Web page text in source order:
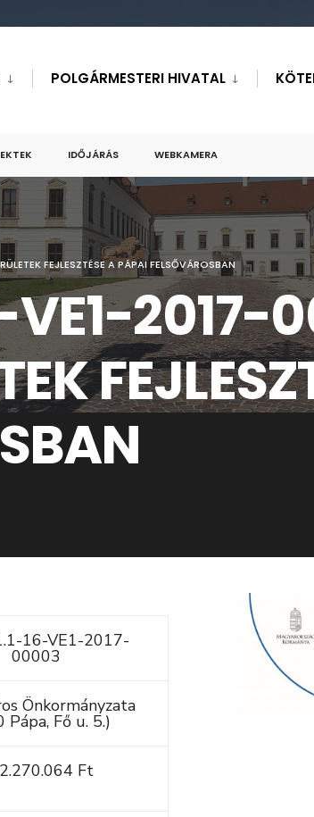
POLGÁRMESTERI HIVATAL
IDŐJÁRÁS WEBKAMERA
FEJLESZTÉSE A PÁPAI FELSŐVÁROSBAN
VE1-2017-
16-VE1-2017-
00003
Önkormányzata
Pápa, Fő u. 5.)
Ft